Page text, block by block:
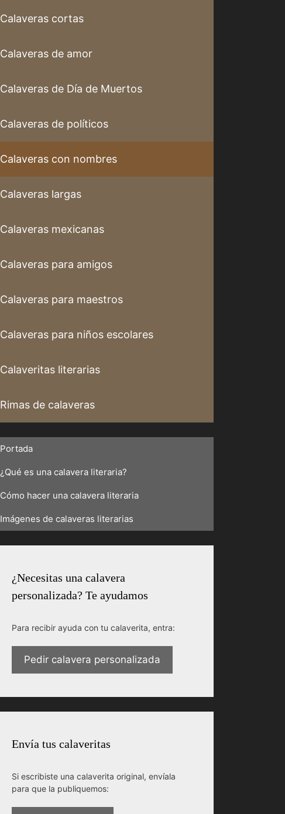
Calaveras cortas
Calaveras de amor
Calaveras de Día de Muertos
Calaveras de políticos
Calaveras con nombres
Calaveras largas
Calaveras mexicanas
Calaveras para amigos
Calaveras para maestros
Calaveras para niños escolares
Calaveritas literarias
Rimas de calaveras
Portada
¿Qué es una calavera literaria?
Cómo hacer una calavera literaria
Imágenes de calaveras literarias
¿Necesitas una calavera
personalizada? Te ayudamos
Para recibir ayuda con tu calaverita, entra:
Pedir calavera personalizada
Envía tus calaveritas
Si escribiste una calaverita original, envíala
para que la publiquemos: